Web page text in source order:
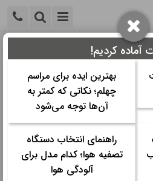
زیبایی>معرفی برترین برندها
های گیلان
۰
بهترین ایده برای مراسم
چهلم؛ نکاتی که کمتر به
آن‌ها توجه می‌شود
راهنمای انتخاب دستگاه
تصفیه هوا؛ کدام مدل برای
آلودگی هوا